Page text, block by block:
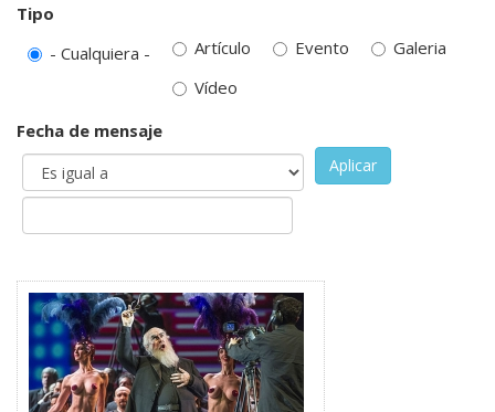
Tipo
- Cualquiera -
Artículo Evento
Galeria
Vídeo
Fecha de mensaje
Aplicar